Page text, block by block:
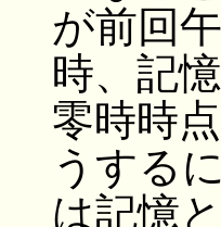
が前回
時、記
零時時
うする
は記憶